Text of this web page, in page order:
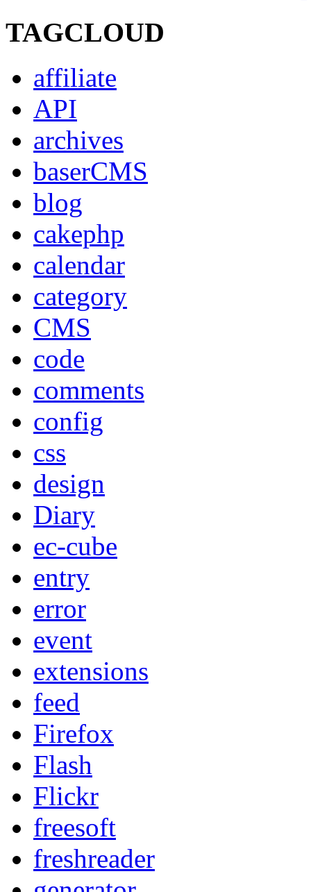
TAGCLOUD
affiliate
API
archives
baserCMS
blog
cakephp
calendar
category
CMS
code
comments
config
css
design
Diary
ec-cube
entry
error
event
extensions
feed
Firefox
Flash
Flickr
freesoft
freshreader